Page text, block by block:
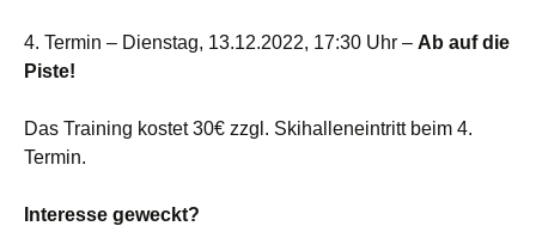
4. Termin – Dienstag, 13.12.2022, 17:30 Uhr – Ab auf die
Piste!
Das Training kostet 30€ zzgl. Skihalleneintritt beim 4.
Termin.
Interesse geweckt?